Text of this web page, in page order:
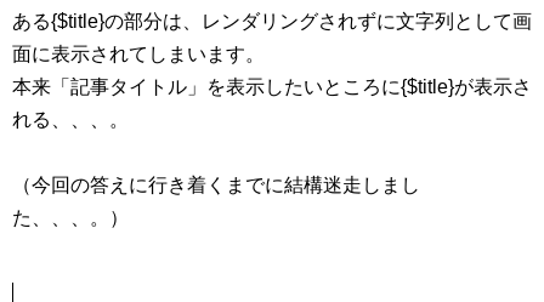
ある{$title}の部分は、レンダリングされずに文字列として画
面に表示されてしまいます。
本来「記事タイトル」を表示したいところに{$title}が表示さ
れる、、、。
（今回の答えに行き着くまでに結構迷走しまし
た、、、。）